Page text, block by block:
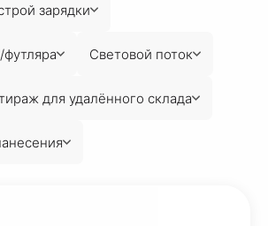
зарядки
Световой поток
для удалённого склада